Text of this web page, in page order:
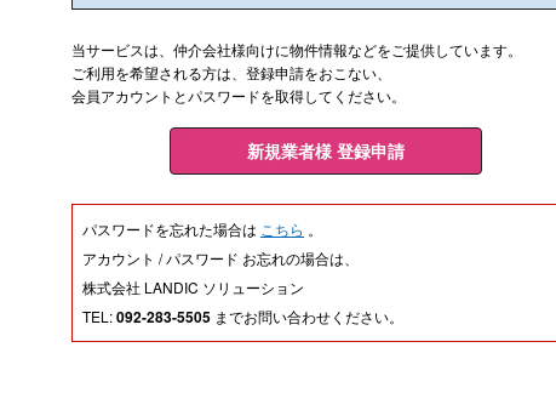
当サービスは、仲介会社様向けに物件情報などをご提供しています。
ご利用を希望される方は、登録申請をおこない、
会員アカウントとパスワードを取得してください。
新規業者様 登録申請
パスワードを忘れた場合は こちら 。
アカウント / パスワード お忘れの場合は、
株式会社 LANDIC ソリューション
TEL:092-283-5505 までお問い合わせください。